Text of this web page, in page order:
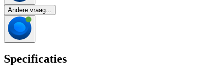
Andere vraag...
Specificaties